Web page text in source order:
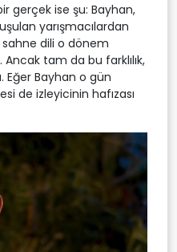
gerçek ise şu: Bayhan,
yarışmacılardan
sahne dili o dönem
Ancak tam da bu farklılık,
Eğer Bayhan o gün
de izleyicinin hafızası